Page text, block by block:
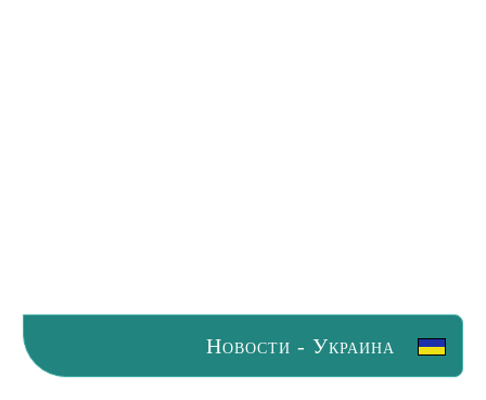
Новости - Украина